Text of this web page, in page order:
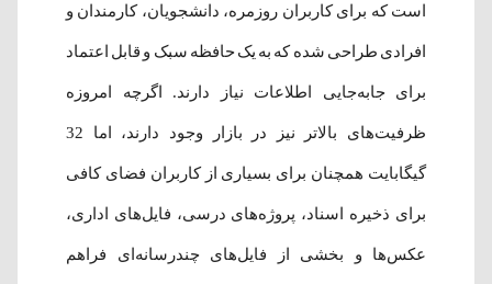
است که برای کاربران روزمره، دانشجویان، کارمندان و
افرادی طراحی شده که به یک حافظه سبک و قابل اعتماد
برای جابه‌جایی اطلاعات نیاز دارند. اگرچه امروزه
ظرفیت‌های بالاتر نیز در بازار وجود دارند، اما 32
گیگابایت همچنان برای بسیاری از کاربران فضای کافی
برای ذخیره اسناد، پروژه‌های درسی، فایل‌های اداری،
عکس‌ها و بخشی از فایل‌های چندرسانه‌ای فراهم